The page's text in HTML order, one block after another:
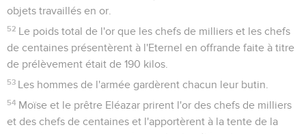
Ils s'approchèrent de Moïse et dirent : « Nous construirons
ici des enclos pour nos troupeaux et des villes pour nos
petits enfants.
17
Puis nous-mêmes, nous nous empresserons de prendre les
armes pour marcher en tête des Israélites jusqu'à ce que
nous les ayons fait entrer chez eux. Quant à nos petits
enfants, ils resteront dans les villes fortifiées à cause des
habitants du pays.